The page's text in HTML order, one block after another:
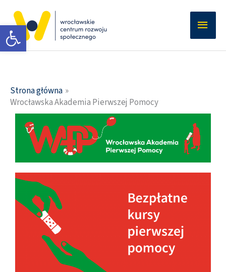
Otwórz pasek narzędzi
treści
Strona główna
Wrocławska Akademia Pierwszej Pomocy